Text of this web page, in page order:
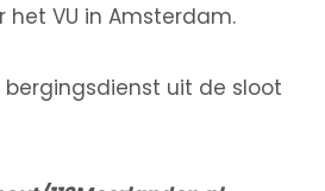
VU in Amsterdam.
uit de sloot